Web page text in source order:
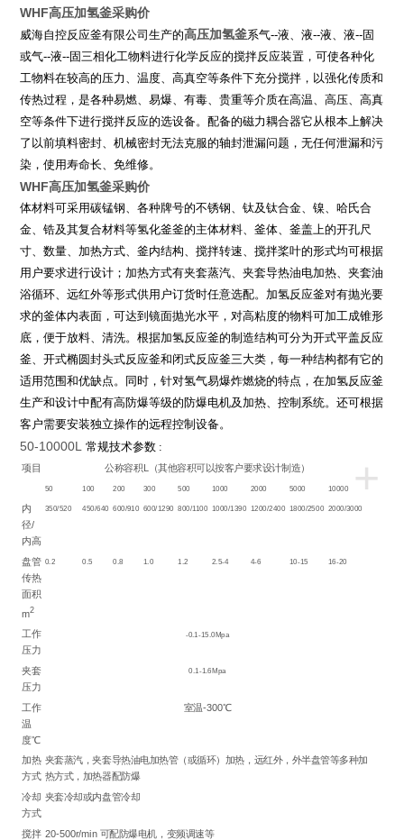
WHF高压加氢釜采购价
威海自控反应釜有限公司生产的高压加氢釜系气--液、液--液、液--固
或气--液--固三相化工物料进行化学反应的搅拌反应装置，可使各种化
工物料在较高的压力、温度、高真空等条件下充分搅拌，以强化传质和
传热过程，是各种易燃、易爆、有毒、贵重等介质在高温、高压、高真
空等条件下进行搅拌反应的选设备。配备的磁力耦合器它从根本上解决
了以前填料密封、机械密封无法克服的轴封泄漏问题，无任何泄漏和污
染，使用寿命长、免维修。
WHF高压加氢釜采购价
体材料可采用碳锰钢、各种牌号的不锈钢、钛及钛合金、镍、哈氏合
金、锆及其复合材料等氢化釜釜的主体材料、釜体、釜盖上的开孔尺
寸、数量、加热方式、釜内结构、搅拌转速、搅拌桨叶的形式均可根据
用户要求进行设计；加热方式有夹套蒸汽、夹套导热油电加热、夹套油
浴循环、远红外等形式供用户订货时任意选配。加氢反应釜对有抛光要
求的釜体内表面，可达到镜面抛光水平，对高粘度的物料可加工成锥形
底，便于放料、清洗。根据加氢反应釜的制造结构可分为开式平盖反应
釜、开式椭圆封头式反应釜和闭式反应釜三大类，每一种结构都有它的
适用范围和优缺点。同时，针对氢气易爆炸燃烧的特点，在加氢反应釜
生产和设计中配有高防爆等级的防爆电机及加热、控制系统。还可根据
客户需要安装独立操作的远程控制设备。
50-10000L常规技术参数 :
+
项目 公称容积L（其他容积可以按客户要求设计制造）
50 100 200 300 500 1000 2000 5000 10000
内
径/
内高
350/520 450/640 600/910 600/1290 800/1100 1000/1390 1200/2400 1800/2500 2000/3000
盘管
传热
面积
m2
0.2 0.5 0.8 1.0 1.2 2.5-4 4-6 10-15 16-20
工作
压力
-0.1-15.0Mpa
夹套
压力
0.1-1.6Mpa
工作
温
度℃
室温-300℃
加热
方式
夹套蒸汽，夹套导热油电加热管（或循环）加热，远红外，外半盘管等多种加
热方式，加热器配防爆
冷却
方式
夹套冷却或内盘管冷却
搅拌 20-500r/min 可配防爆电机，变频调速等